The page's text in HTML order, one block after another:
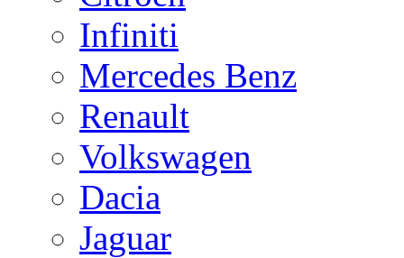
Infiniti
Mercedes Benz
Renault
Volkswagen
Dacia
Jaguar